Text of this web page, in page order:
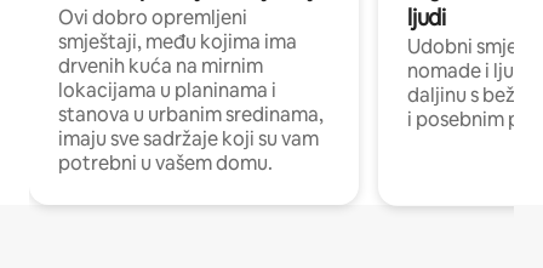
Ovi dobro opremljeni
smještaji, među kojima ima
drvenih kuća na mirnim
lokacijama u planinama i
stanova u urbanim sredinama,
imaju sve sadržaje koji su vam
potrebni u vašem domu.
ljudi
Udobni
nomade i ljude
daljinu s
i posebnim